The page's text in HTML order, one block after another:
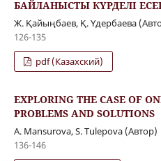
БАЙЛАНЫСТЫ КҮРДЕЛІ
Ж. Қайыңбаев, Қ. Үдербаева
126-135
pdf (Казахский)
EXPLORING THE CASE OF
PROBLEMS AND SOLUTIONS
A. Mansurova, S. Tulepova (Автор)
136-146